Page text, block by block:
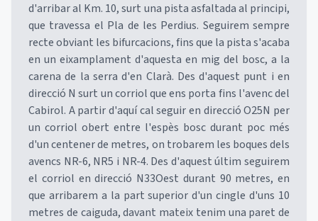
d'arribar al Km. 10, surt una pista asfaltada al principi,
que travessa el Pla de les Perdius. Seguirem sempre
recte obviant les bifurcacions, fins que la pista s'acaba
en un eixamplament d'aquesta en mig del bosc, a la
carena de la serra d'en Clarà. Des d'aquest punt i en
direcció N surt un corriol que ens porta fins l'avenc del
Cabirol. A partir d'aquí cal seguir en direcció O25N per
un corriol obert entre l'espès bosc durant poc més
d'un centener de metres, on trobarem les boques dels
avencs NR-6, NR5 i NR-4. Des d'aquest últim seguirem
el corriol en direcció N33Oest durant 90 metres, en
que arribarem a la part superior d'un cingle d'uns 10
metres de caiguda, davant mateix tenim una paret de